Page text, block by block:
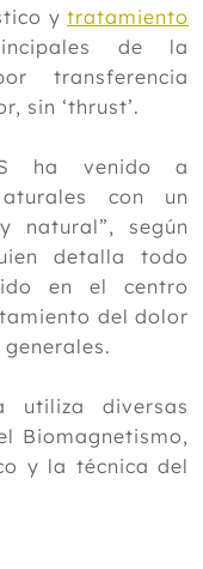
y tratamiento
de la
transferencia
sin ‘thrust’.
ha venido a
con un
natural”, según
detalla todo
en el centro
del dolor
utiliza diversas
Biomagnetismo,
y la técnica del